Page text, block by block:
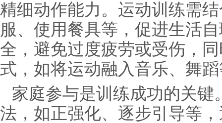
精细动作能力。运动训练需
服、使用餐具等，促进生活
全，避免过度疲劳或受伤，
式，如将运动融入音乐、舞
家庭参与是训练成功的关
法，如正强化、逐步引导等